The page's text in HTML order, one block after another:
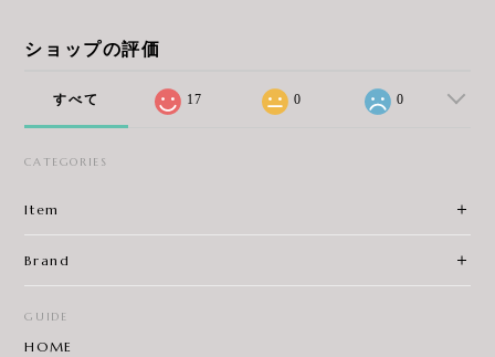
ショップの評価
すべて 17 0 0
CATEGORIES
Item
Brand
GUIDE
HOME